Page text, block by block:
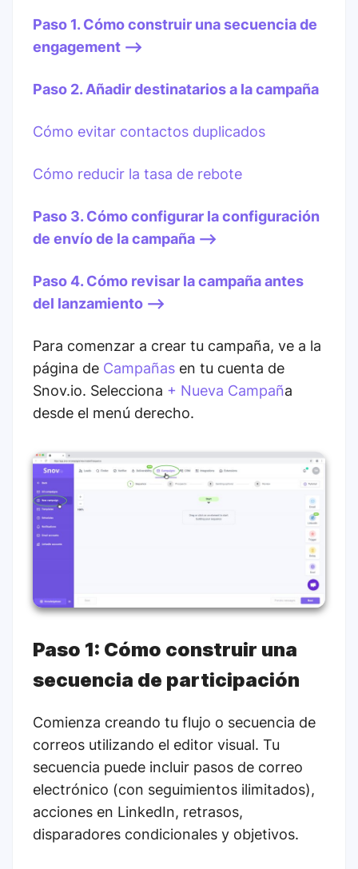
Paso 1. Cómo construir una secuencia de
engagement -->
Paso 2. Añadir destinatarios a la campaña
Cómo evitar contactos duplicados
Cómo reducir la tasa de rebote
Paso 3. Cómo configurar la configuración
de envío de la campaña -->
Paso 4. Cómo revisar la campaña antes
del lanzamiento -->
Para comenzar a crear tu campaña, ve a la
página de Campañas en tu cuenta de
Snov.io. Selecciona + Nueva Campaña
desde el menú derecho.
Paso 1: Cómo construir una
secuencia de participación
Comienza creando tu flujo o secuencia de
correos utilizando el editor visual. Tu
secuencia puede incluir pasos de correo
electrónico (con seguimientos ilimitados),
acciones en LinkedIn, retrasos,
disparadores condicionales y objetivos.